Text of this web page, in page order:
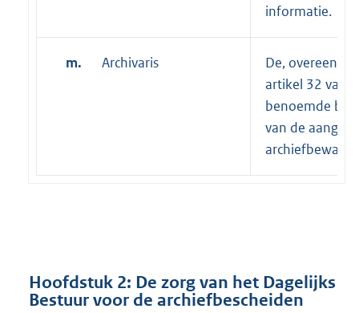
informatie.
m. Archivaris
De,
artikel 32 van
benoemde
van de
Hoofdstuk 2: De zorg van het Dagelijks
Bestuur voor de archiefbescheiden